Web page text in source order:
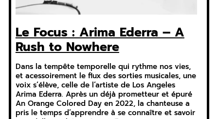
Le Focus : Arima Ederra – A
Rush to Nowhere
Dans la tempête temporelle qui rythme nos vies,
et acessoirement le flux des sorties musicales, une
voix s’élève, celle de l’artiste de Los Angeles
Arima Ederra. Après un déjà prometteur et épuré
An Orange Colored Day en 2022, la chanteuse a
pris le temps d’apprendre à se connaître et savoir